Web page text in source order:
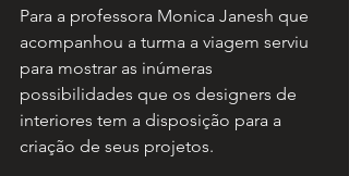
Para a professora Monica Janesh que
acompanhou a turma a viagem serviu
para mostrar as inúmeras
possibilidades que os designers de
interiores tem a disposição para a
criação de seus projetos.